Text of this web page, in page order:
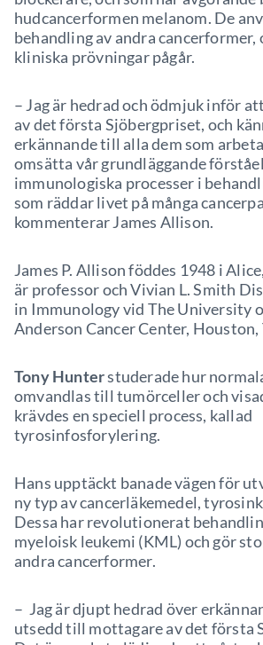
hudcancerformen melanom. De
behandling av andra cancerformer,
kliniska prövningar pågår.
– Jag är hedrad och ödmjuk inför
av det första Sjöbergpriset, och
erkännande till alla dem som
omsätta vår grundläggande
immunologiska processer i
som räddar livet på många
kommenterar James Allison.
James P. Allison föddes 1948 i
är professor och Vivian L. Smith
in Immunology vid The University
Anderson Cancer Center, Houston,
Tony Hunterstuderade hur
omvandlas till tumörceller och
krävdes en speciell process, kallad
tyrosinfosforylering.
Hans upptäckt banade vägen för
ny typ av cancerläkemedel,
Dessa har revolutionerat
myeloisk leukemi (KML) och gör
andra cancerformer.
– Jag är djupt hedrad över
utsedd till mottagare av det första